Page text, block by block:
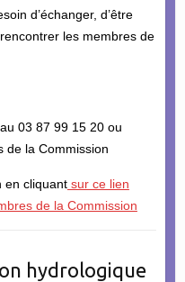
d’échanger, d’être
les membres de
03 87 99 15 20 ou
de la Commission
en cliquantsur ce lien
de la Commission
hydrologique